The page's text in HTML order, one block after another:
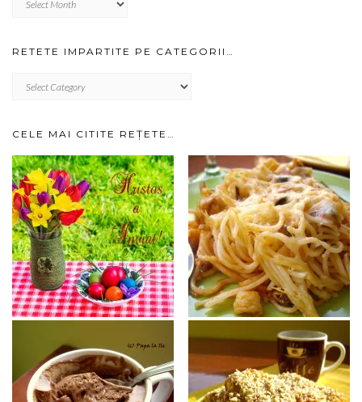
prin
RETETE IMPARTITE PE CATEGORII…
IMPARTITE
CELE MAI CITITE REȚETE…